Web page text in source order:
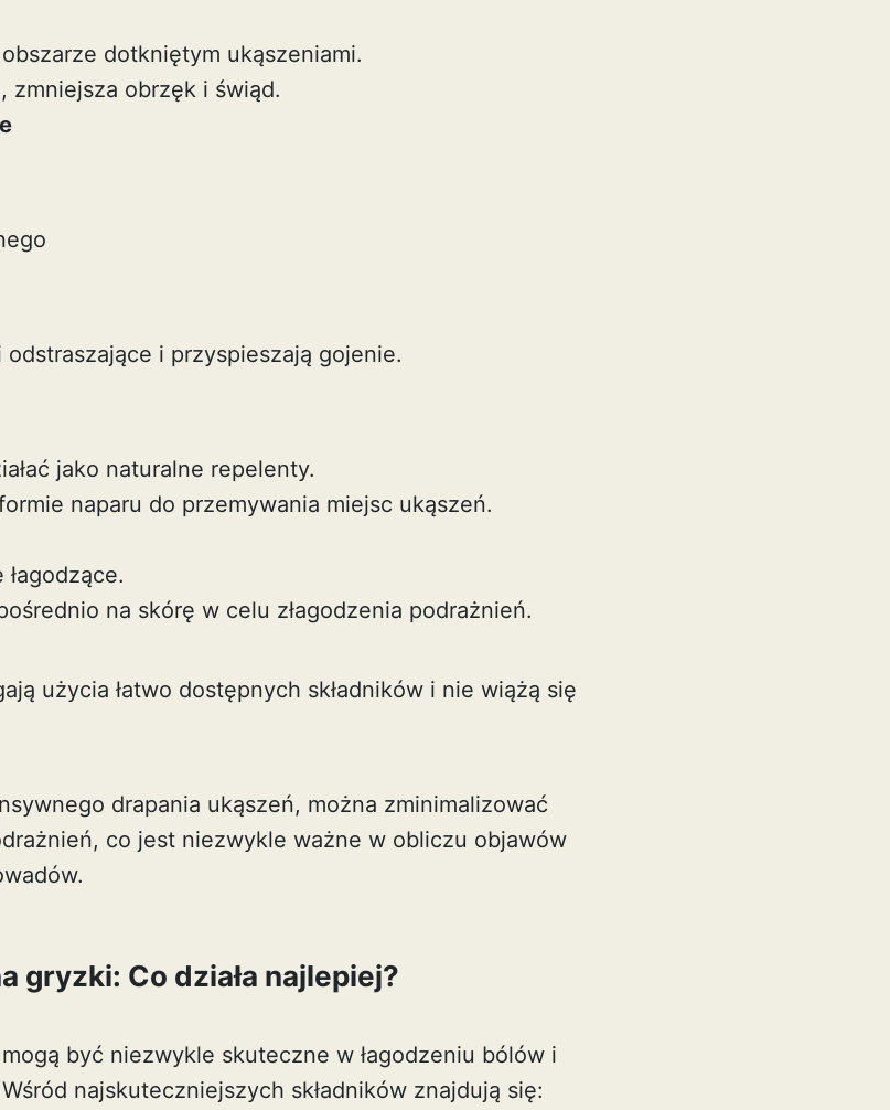
dotkniętym ukąszeniami.
zmniejsza obrzęk i świąd.
odstraszające i przyspieszają gojenie.
jako naturalne repelenty.
naparu do przemywania miejsc ukąszeń.
na skórę w celu złagodzenia podrażnień.
użycia łatwo dostępnych składników i nie wiążą się
drapania ukąszeń, można zminimalizować
co jest niezwykle ważne w obliczu objawów
gryzki: Co działa najlepiej?
być niezwykle skuteczne w łagodzeniu bólów i
najskuteczniejszych składników znajdują się: